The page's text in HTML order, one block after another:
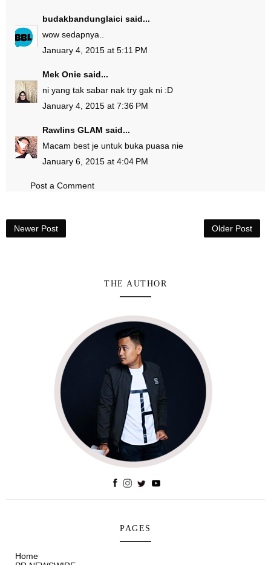
budakbandunglaici said...
wow sedapnya..
January 4, 2015 at 5:11 PM
Mek Onie said...
ni yang tak sabar nak try gak ni :D
January 4, 2015 at 7:36 PM
Rawlins GLAM said...
Macam best je untuk buka puasa nie
January 6, 2015 at 4:04 PM
Post a Comment
Newer Post Older Post
THE AUTHOR
PAGES
Home